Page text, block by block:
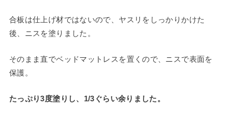
合板は仕上げ材ではないので、ヤスリをしっかりかけた
後、ニスを塗りました。
そのまま直でベッドマットレスを置くので、ニスで表面を
保護。
たっぷり3度塗りし、1/3ぐらい余りました。